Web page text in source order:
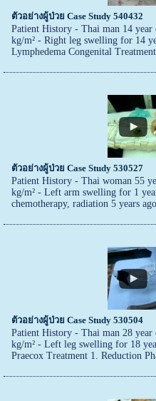
ตัวอย่างผู้ป่วย Case Study 540432
Patient History - Thai man 14
kg/m² - Right leg swelling for 14
Lymphedema Congenital Treatment
ตัวอย่างผู้ป่วย Case Study 530527
Patient History - Thai woman 55
kg/m² - Left arm swelling for 1
chemotherapy, radiation 5 years
ตัวอย่างผู้ป่วย Case Study 530504
Patient History - Thai man 28
kg/m² - Left leg swelling for 18
Praecox Treatment 1. Reduction